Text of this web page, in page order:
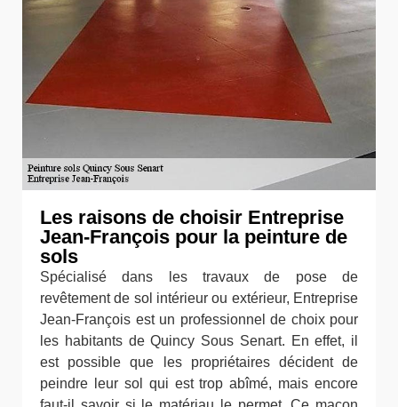
Les raisons de choisir Entreprise
Jean-François pour la peinture de
sols
Spécialisé dans les travaux de pose de
revêtement de sol intérieur ou extérieur, Entreprise
Jean-François est un professionnel de choix pour
les habitants de Quincy Sous Senart. En effet, il
est possible que les propriétaires décident de
peindre leur sol qui est trop abîmé, mais encore